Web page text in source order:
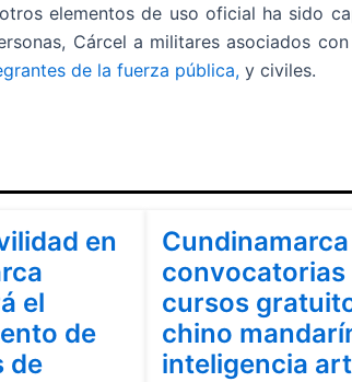
elementos de uso oficial ha sido
Cárcel a militares asociados
de la fuerza pública, y civiles.
en
el
de
de
convocatorias
cursos
chino
inteligencia